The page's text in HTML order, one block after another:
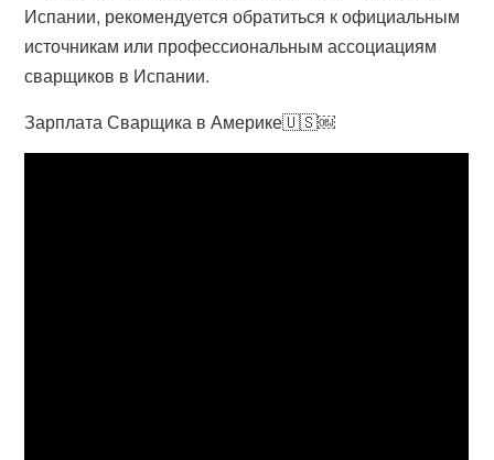
Испании, рекомендуется обратиться к официальным
источникам или профессиональным ассоциациям
сварщиков в Испании.
Зарплата Сварщика в Америке🇺🇸￼